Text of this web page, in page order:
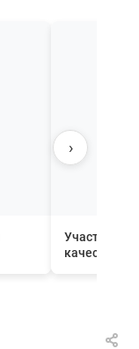
Участник
качества
›